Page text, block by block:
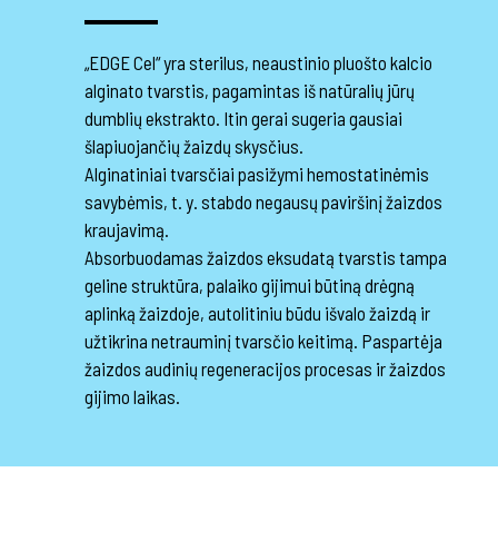
„EDGE Cel“ yra sterilus, neaustinio pluošto kalcio
alginato tvarstis, pagamintas iš natūralių jūrų
dumblių ekstrakto. Itin gerai sugeria gausiai
šlapiuojančių žaizdų skysčius.
Alginatiniai tvarsčiai pasižymi hemostatinėmis
savybėmis, t. y. stabdo negausų paviršinį žaizdos
kraujavimą.
Absorbuodamas žaizdos eksudatą tvarstis tampa
geline struktūra, palaiko gijimui būtiną drėgną
aplinką žaizdoje, autolitiniu būdu išvalo žaizdą ir
užtikrina netrauminį tvarsčio keitimą. Paspartėja
žaizdos audinių regeneracijos procesas ir žaizdos
gijimo laikas.